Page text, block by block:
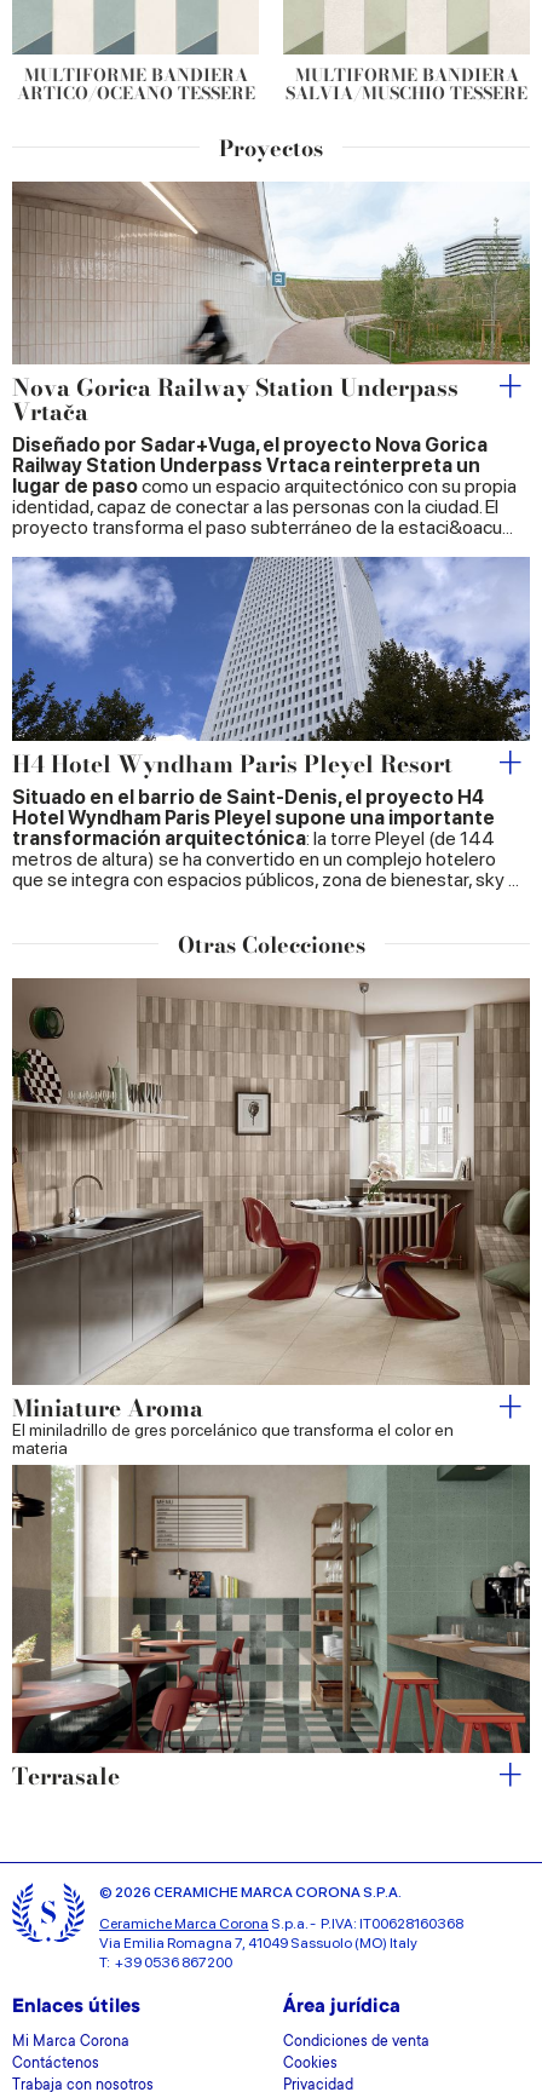
MULTIFORME BANDIERA
ARTICO/OCEANO TESSERE
MULTIFORME BANDIERA
SALVIA/MUSCHIO TESSERE
Proyectos
Nova Gorica Railway Station Underpass
Vrtača
Diseñado por Sadar+Vuga, el proyecto Nova Gorica
Railway Station Underpass Vrtaca reinterpreta un
lugar de pasocomo un espacio arquitectónico con su propia
identidad, capaz de conectar a las personas con la ciudad. El
proyecto transforma el paso subterráneo de la estaci&oacu...
H4 Hotel Wyndham Paris Pleyel Resort
Situado en el barrio de Saint-Denis, el proyecto H4
Hotel Wyndham Paris Pleyel supone una importante
transformación arquitectónica: la torre Pleyel (de 144
metros de altura) se ha convertido en un complejo hotelero
que se integra con espacios públicos, zona de bienestar, sky ...
Otras Colecciones
Miniature Aroma
El miniladrillo de gres porcelánico que transforma el color en
materia
Terrasale
© 2026 CERAMICHE MARCA CORONA S.P.A.
Ceramiche Marca Corona S.p.a. - P.IVA: IT00628160368
Via Emilia Romagna 7, 41049 Sassuolo (MO) Italy
T: +39 0536 867200
Enlaces útiles
Mi Marca Corona
Contáctenos
Trabaja con nosotros
Área jurídica
Condiciones de venta
Cookies
Privacidad